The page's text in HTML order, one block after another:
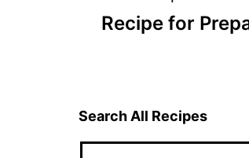
Recipe for
Search All Recipes